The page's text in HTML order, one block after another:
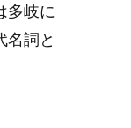
多岐に
名詞と